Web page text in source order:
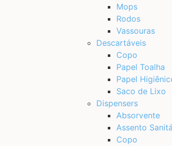
Mops
Rodos
Vassouras
Descartáveis
Copo
Papel Toalha
Papel
Saco de Lixo
Dispensers
Absorvente
Assento
Copo